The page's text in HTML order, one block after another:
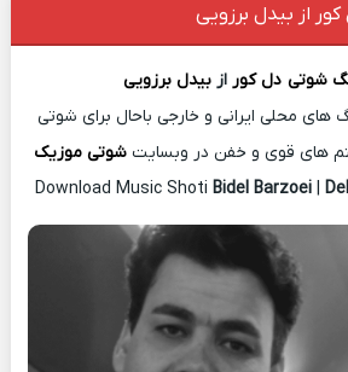
از بیدل برزویی
شوتی دل کور از بیدل برزویی
های محلی ایرانی و خارجی باحال برای شوتی
های قوی و خفن در وبسایتشوتی موزیک
Download Music Shoti Bidel Barzoei